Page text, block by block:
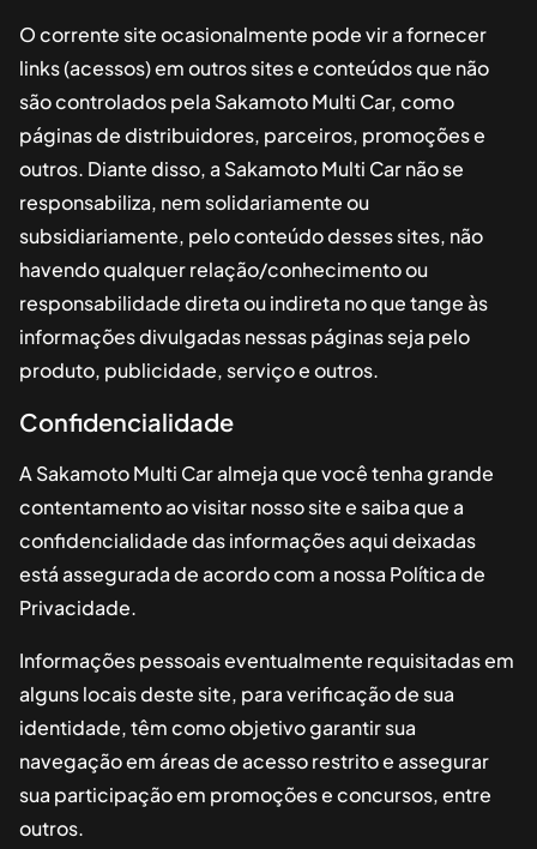
O corrente site ocasionalmente pode vir a fornecer
links (acessos) em outros sites e conteúdos que não
são controlados pela Sakamoto Multi Car, como
páginas de distribuidores, parceiros, promoções e
outros. Diante disso, a Sakamoto Multi Carnão se
responsabiliza, nem solidariamente ou
subsidiariamente, pelo conteúdo desses sites, não
havendo qualquer relação/conhecimento ou
responsabilidade direta ou indireta no que tange às
informações divulgadas nessas páginas seja pelo
produto, publicidade, serviço e outros.
Confidencialidade
A Sakamoto Multi Caralmeja que você tenha grande
contentamento ao visitar nosso site e saiba que a
confidencialidade das informações aqui deixadas
está assegurada de acordo com a nossa Política de
Privacidade.
Informações pessoais eventualmente requisitadas em
alguns locais deste site, para verificação de sua
identidade, têm como objetivo garantir sua
navegação em áreas de acesso restrito e assegurar
sua participação em promoções e concursos, entre
outros.